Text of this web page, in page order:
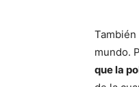
mundo.
que la